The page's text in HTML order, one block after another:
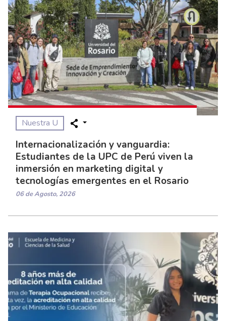
Nuestra U
Internacionalización y vanguardia:
Estudiantes de la UPC de Perú viven la
inmersión en marketing digital y
tecnologías emergentes en el Rosario
06 de Agosto, 2026